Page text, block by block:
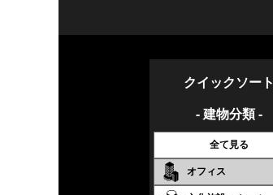
クイックソート
- 建物分類 -
全て見る
オフィス